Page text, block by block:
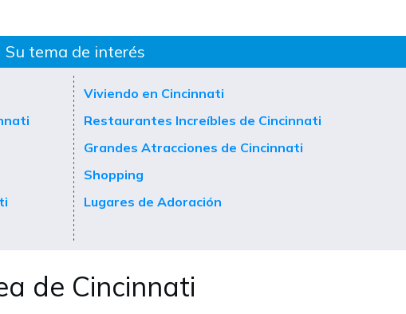
Su tema de interés
Viviendo en Cincinnati
Restaurantes Increíbles de Cincinnati
Grandes Atracciones de Cincinnati
Shopping
Lugares de Adoración
de Cincinnati